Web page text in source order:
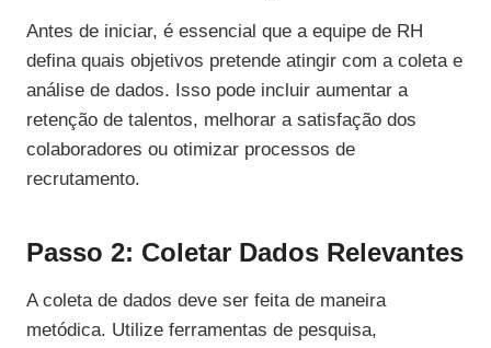
Antes de iniciar, é essencial que a equipe de RH
defina quais objetivos pretende atingir com a coleta e
análise de dados. Isso pode incluir aumentar a
retenção de talentos, melhorar a satisfação dos
colaboradores ou otimizar processos de
recrutamento.
Passo 2: Coletar Dados Relevantes
A coleta de dados deve ser feita de maneira
metódica. Utilize ferramentas de pesquisa,